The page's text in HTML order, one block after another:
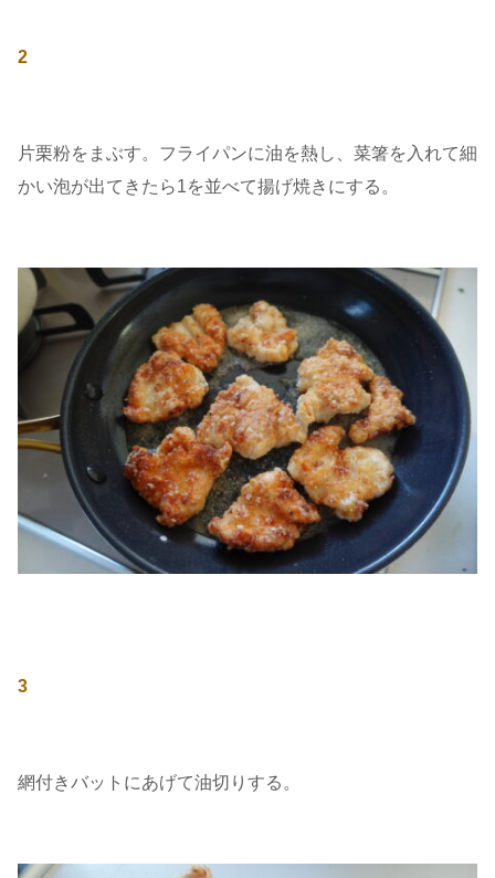
2
片栗粉をまぶす。フライパンに油を熱し、菜箸を入れて細
かい泡が出てきたら1を並べて揚げ焼きにする。
3
網付きバットにあげて油切りする。